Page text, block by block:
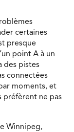
certaines
presque
point A à un
des pistes
connectées
moments, et
préfèrent ne pas
Winnipeg,